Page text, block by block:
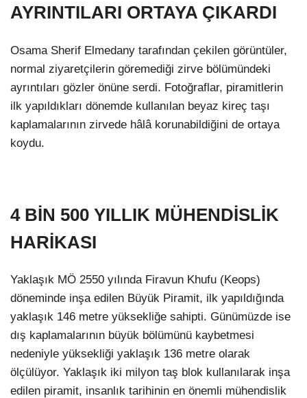
AYRINTILARI ORTAYA ÇIKARDI
Osama Sherif Elmedany tarafından çekilen görüntüler,
normal ziyaretçilerin göremediği zirve bölümündeki
ayrıntıları gözler önüne serdi. Fotoğraflar, piramitlerin
ilk yapıldıkları dönemde kullanılan beyaz kireç taşı
kaplamalarının zirvede hâlâ korunabildiğini de ortaya
koydu.
4 BİN 500 YILLIK MÜHENDİSLİK
HARİKASI
Yaklaşık MÖ 2550 yılında Firavun Khufu (Keops)
döneminde inşa edilen Büyük Piramit, ilk yapıldığında
yaklaşık 146 metre yüksekliğe sahipti. Günümüzde ise
dış kaplamalarının büyük bölümünü kaybetmesi
nedeniyle yüksekliği yaklaşık 136 metre olarak
ölçülüyor. Yaklaşık iki milyon taş blok kullanılarak inşa
edilen piramit, insanlık tarihinin en önemli mühendislik